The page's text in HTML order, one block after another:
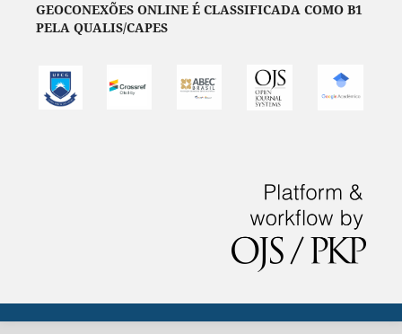
GEOCONEXÕES ONLINE É CLASSIFICADA COMO B1
PELA QUALIS/CAPES